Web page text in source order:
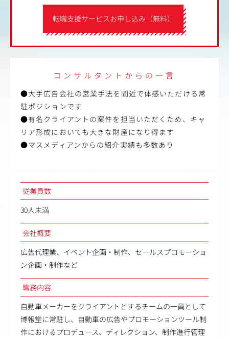
転職支援サービスお申し込み（無料）
コンサルタントからの一言
●大手広告会社の営業手法を間近で体感いただける常
駐ポジションです
●有名クライアントの案件を担当いただくため、キャ
リア形成においても大きな財産になり得ます
●マスメディアンからの紹介実績も多数あり
従業員数
30人未満
会社概要
広告代理業、イベント企画・制作、セールスプロモーショ
ン企画・制作など
職務内容
自動車メーカーをクライアントとするチームの一員として
博報堂に常駐し、自動車の広告やプロモーションツール制
作におけるプロデュース、ディレクション、制作進行管理